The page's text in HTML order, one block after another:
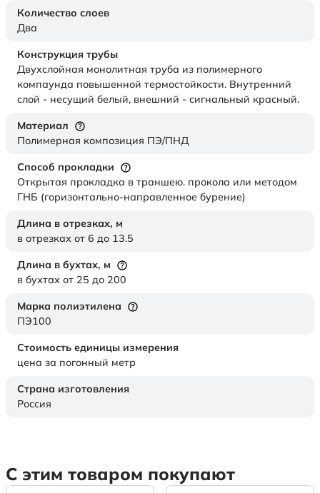
Количество слоев
Два
Конструкция трубы
Двухслойная монолитная труба из полимерного
компаунда повышенной термостойкости. Внутренний
слой - несущий белый, внешний - сигнальный красный.
Материал
Полимерная композиция ПЭ/ПНД
Способ прокладки
Открытая прокладка в траншею. прокола или методом
ГНБ (горизонтально-направленное бурение)
Длина в отрезках, м
в отрезках от 6 до 13.5
Длина в бухтах, м
в бухтах от 25 до 200
Марка полиэтилена
ПЭ100
Стоимость единицы измерения
цена за погонный метр
Страна изготовления
Россия
С этим товаром покупают